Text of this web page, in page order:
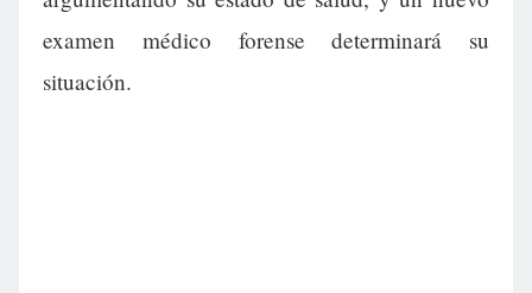
examen médico forense determinará su
situación.